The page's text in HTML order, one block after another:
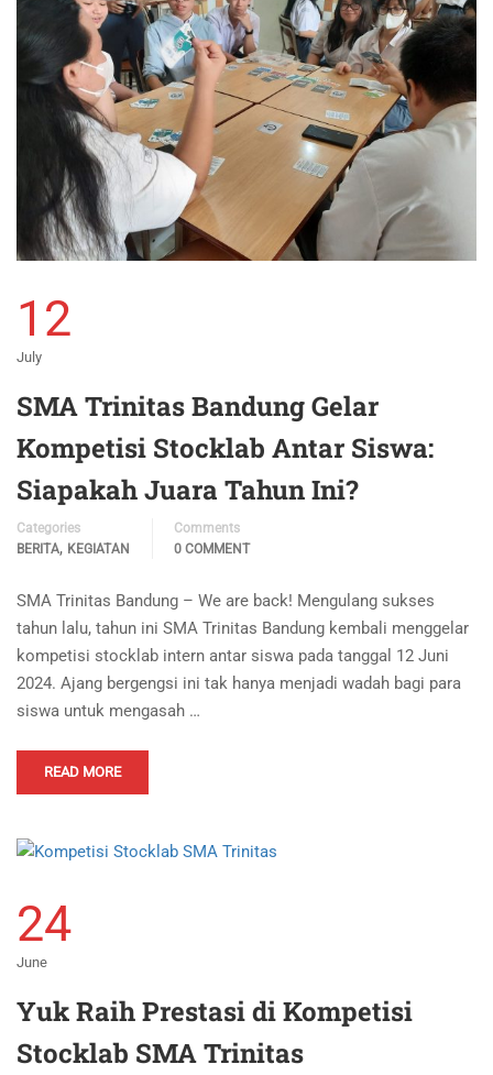
12
July
SMA Trinitas Bandung Gelar
Kompetisi Stocklab Antar Siswa:
Siapakah Juara Tahun Ini?
Categories
BERITA, KEGIATAN
Comments
0 COMMENT
SMA Trinitas Bandung – We are back! Mengulang sukses
tahun lalu, tahun ini SMA Trinitas Bandung kembali menggelar
kompetisi stocklab intern antar siswa pada tanggal 12 Juni
2024. Ajang bergengsi ini tak hanya menjadi wadah bagi para
siswa untuk mengasah …
READ MORE
24
June
Yuk Raih Prestasi di Kompetisi
Stocklab SMA Trinitas